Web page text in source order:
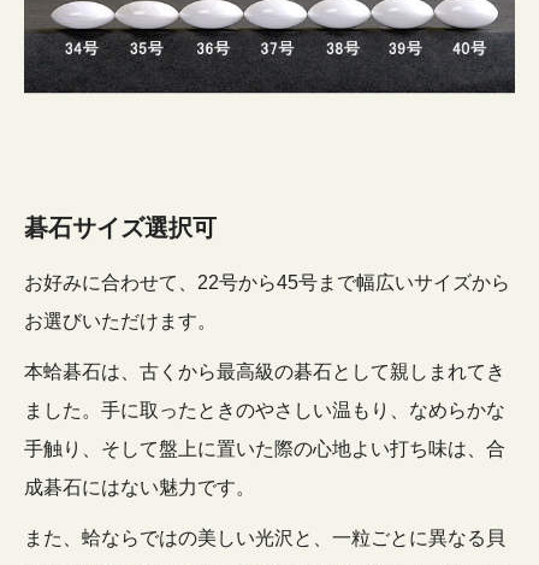
碁石サイズ選択可
お好みに合わせて、22号から45号まで幅広いサイズから
お選びいただけます。
本蛤碁石は、古くから最高級の碁石として親しまれてき
ました。手に取ったときのやさしい温もり、なめらかな
手触り、そして盤上に置いた際の心地よい打ち味は、合
成碁石にはない魅力です。
また、蛤ならではの美しい光沢と、一粒ごとに異なる貝